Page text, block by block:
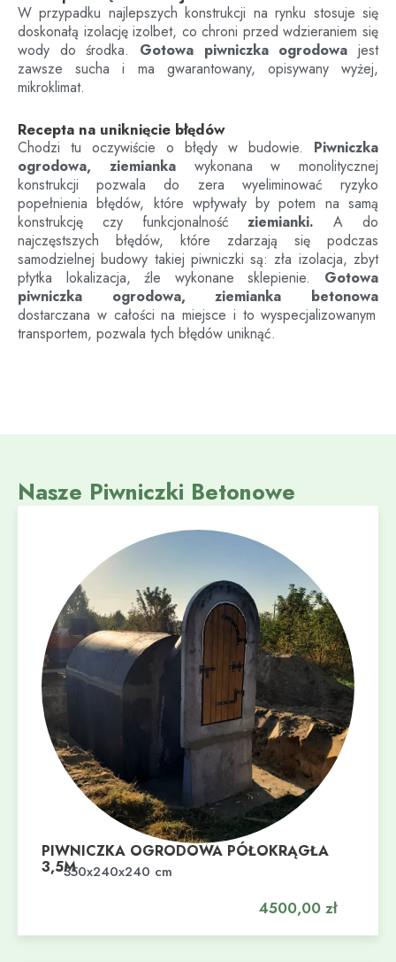
W przypadku najlepszych konstrukcji na rynku stosuje się
doskonałą izolację izolbet, co chroni przed wdzieraniem się
wody do środka. Gotowa piwniczka ogrodowa jest
zawsze sucha i ma gwarantowany, opisywany wyżej,
mikroklimat.
Recepta na uniknięcie błędów
Chodzi tu oczywiście o błędy w budowie. Piwniczka
ogrodowa, ziemiankawykonana w monolitycznej
konstrukcji pozwala do zera wyeliminować ryzyko
popełnienia błędów, które wpływały by potem na samą
konstrukcję czy funkcjonalnośćziemianki. A do
najczęstszych błędów, które zdarzają się podczas
samodzielnej budowy takiej piwniczki są: zła izolacja, zbyt
płytka lokalizacja, źle wykonane sklepienie. Gotowa
piwniczka ogrodowa, ziemianka betonowa
dostarczana w całości na miejsce i to wyspecjalizowanym
transportem, pozwala tych błędów uniknąć.
Nasze Piwniczki Betonowe
PIWNICZKA OGRODOWA PÓŁOKRĄGŁA
3,5M350x240x240 cm
4500,00 zł
Dodaj do koszyka